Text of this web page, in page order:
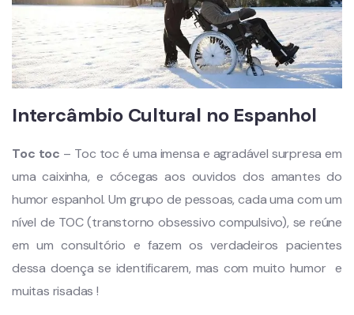
Intercâmbio Cultural no Espanhol
Toc toc – Toc toc é uma imensa e agradável surpresa em
uma caixinha, e cócegas aos ouvidos dos amantes do
humor espanhol. Um grupo de pessoas, cada uma com um
nível de TOC (transtorno obsessivo compulsivo), se reúne
em um consultório e fazem os verdadeiros pacientes
dessa doença se identificarem, mas com muito humor e
muitas risadas !